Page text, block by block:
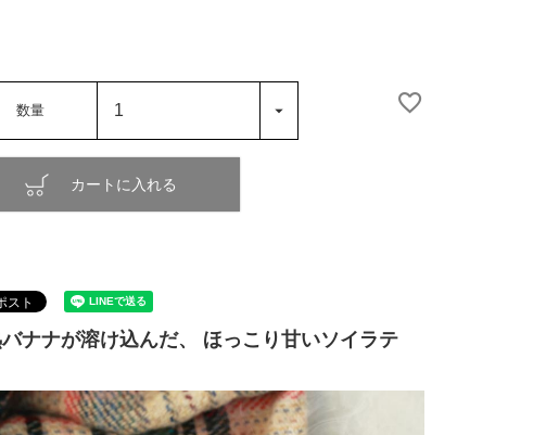
カートに入れる
ナナが溶け込んだ、 ほっこり甘いソイラテ